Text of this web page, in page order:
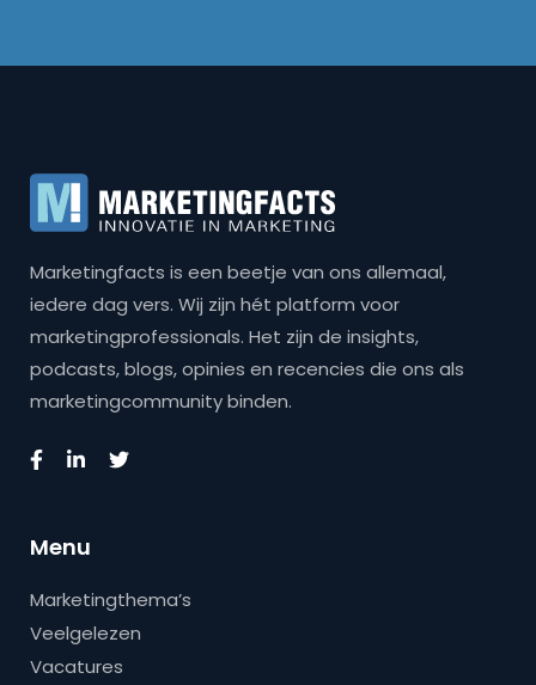
Marketingfacts is een beetje van ons allemaal,
iedere dag vers. Wij zijn hét platform voor
marketingprofessionals. Het zijn de insights,
podcasts, blogs, opinies en recencies die ons als
marketingcommunity binden.
Menu
Marketingthema’s
Veelgelezen
Vacatures